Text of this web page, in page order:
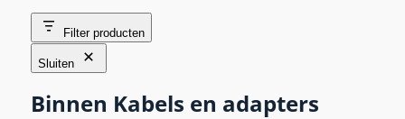
Filter producten
Sluiten
Binnen Kabels en adapters